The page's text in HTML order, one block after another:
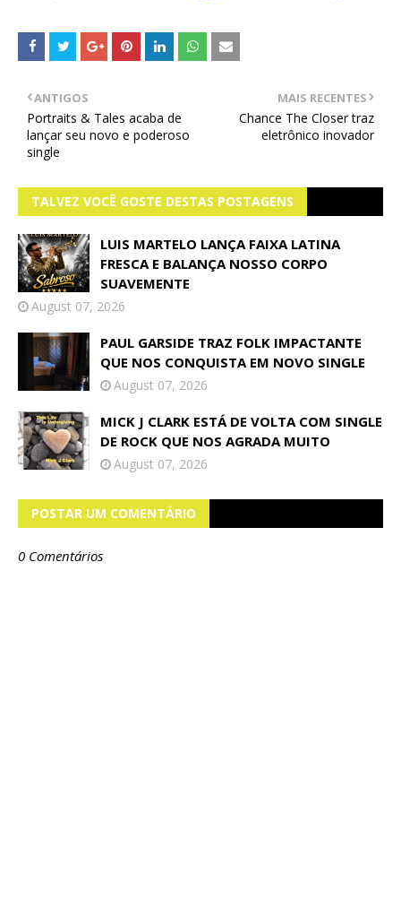
MAIS RECENTES
Chance The Closer traz
eletrônico inovador
ANTIGOS
Portraits & Tales acaba de
lançar seu novo e poderoso
single
TALVEZ VOCÊ GOSTE DESTAS POSTAGENS
LUIS MARTELO LANÇA FAIXA LATINA
FRESCA E BALANÇA NOSSO CORPO
SUAVEMENTE
August 07, 2026
PAUL GARSIDE TRAZ FOLK IMPACTANTE
QUE NOS CONQUISTA EM NOVO SINGLE
August 07, 2026
MICK J CLARK ESTÁ DE VOLTA COM SINGLE
DE ROCK QUE NOS AGRADA MUITO
August 07, 2026
POSTAR UM COMENTÁRIO
0 Comentários